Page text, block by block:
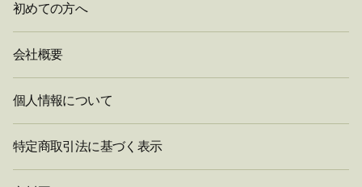
初めての方へ
会社概要
個人情報について
特定商取引法に基づく表示